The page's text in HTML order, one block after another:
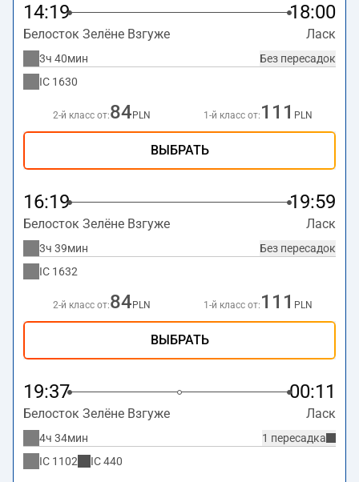
14:19 18:00
Белосток Зелёне Взгуже Ласк
Без пересадок
3ч 40мин
IC 1630
2-й класс от:84 PLN 1-й класс от: 111 PLN
ВЫБРАТЬ
16:19 19:59
Белосток Зелёне Взгуже Ласк
Без пересадок
3ч 39мин
IC 1632
2-й класс от:84 PLN 1-й класс от: 111 PLN
ВЫБРАТЬ
19:37 00:11
Белосток Зелёне Взгуже Ласк
1 пересадка
4ч 34мин
IC 1102 IC440